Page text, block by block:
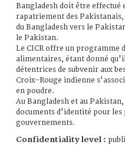
Bangladesh doit être effectué
rapatriement des
du Bangladesh vers le
le Pakistan.
Le CICR offre un
alimentaires, étant donné
détentrices de subvenir aux
Croix-Rouge indienne
en poudre.
Au Bangladesh et au
documents d'identité pour
gouvernements.
Confidentiality level :